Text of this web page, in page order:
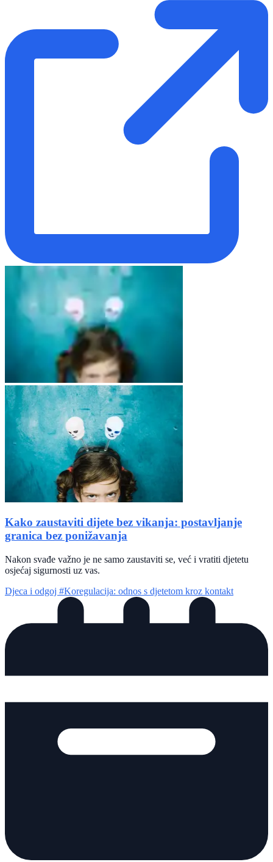
Kako zaustaviti dijete bez vikanja: postavljanje
granica bez ponižavanja
Nakon svađe važno je ne samo zaustaviti se, već i vratiti djetetu
osjećaj sigurnosti uz vas.
Djeca i odgoj #Koregulacija: odnos s djetetom kroz kontakt